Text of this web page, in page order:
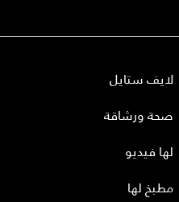
لايف ستايل
صحة ورشاقة
لها فيديو
مطبخ لها